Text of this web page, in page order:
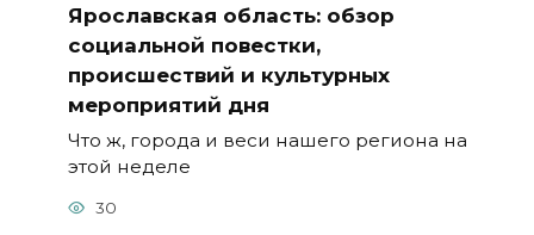
Ярославская область: обзор
социальной повестки,
происшествий и культурных
мероприятий дня
Что ж, города и веси нашего региона на
этой неделе
30